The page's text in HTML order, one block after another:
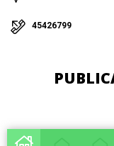
45426799